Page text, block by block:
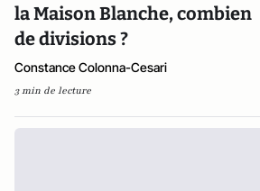
la Maison Blanche, combien
de divisions ?
Constance Colonna-Cesari
3 min de lecture